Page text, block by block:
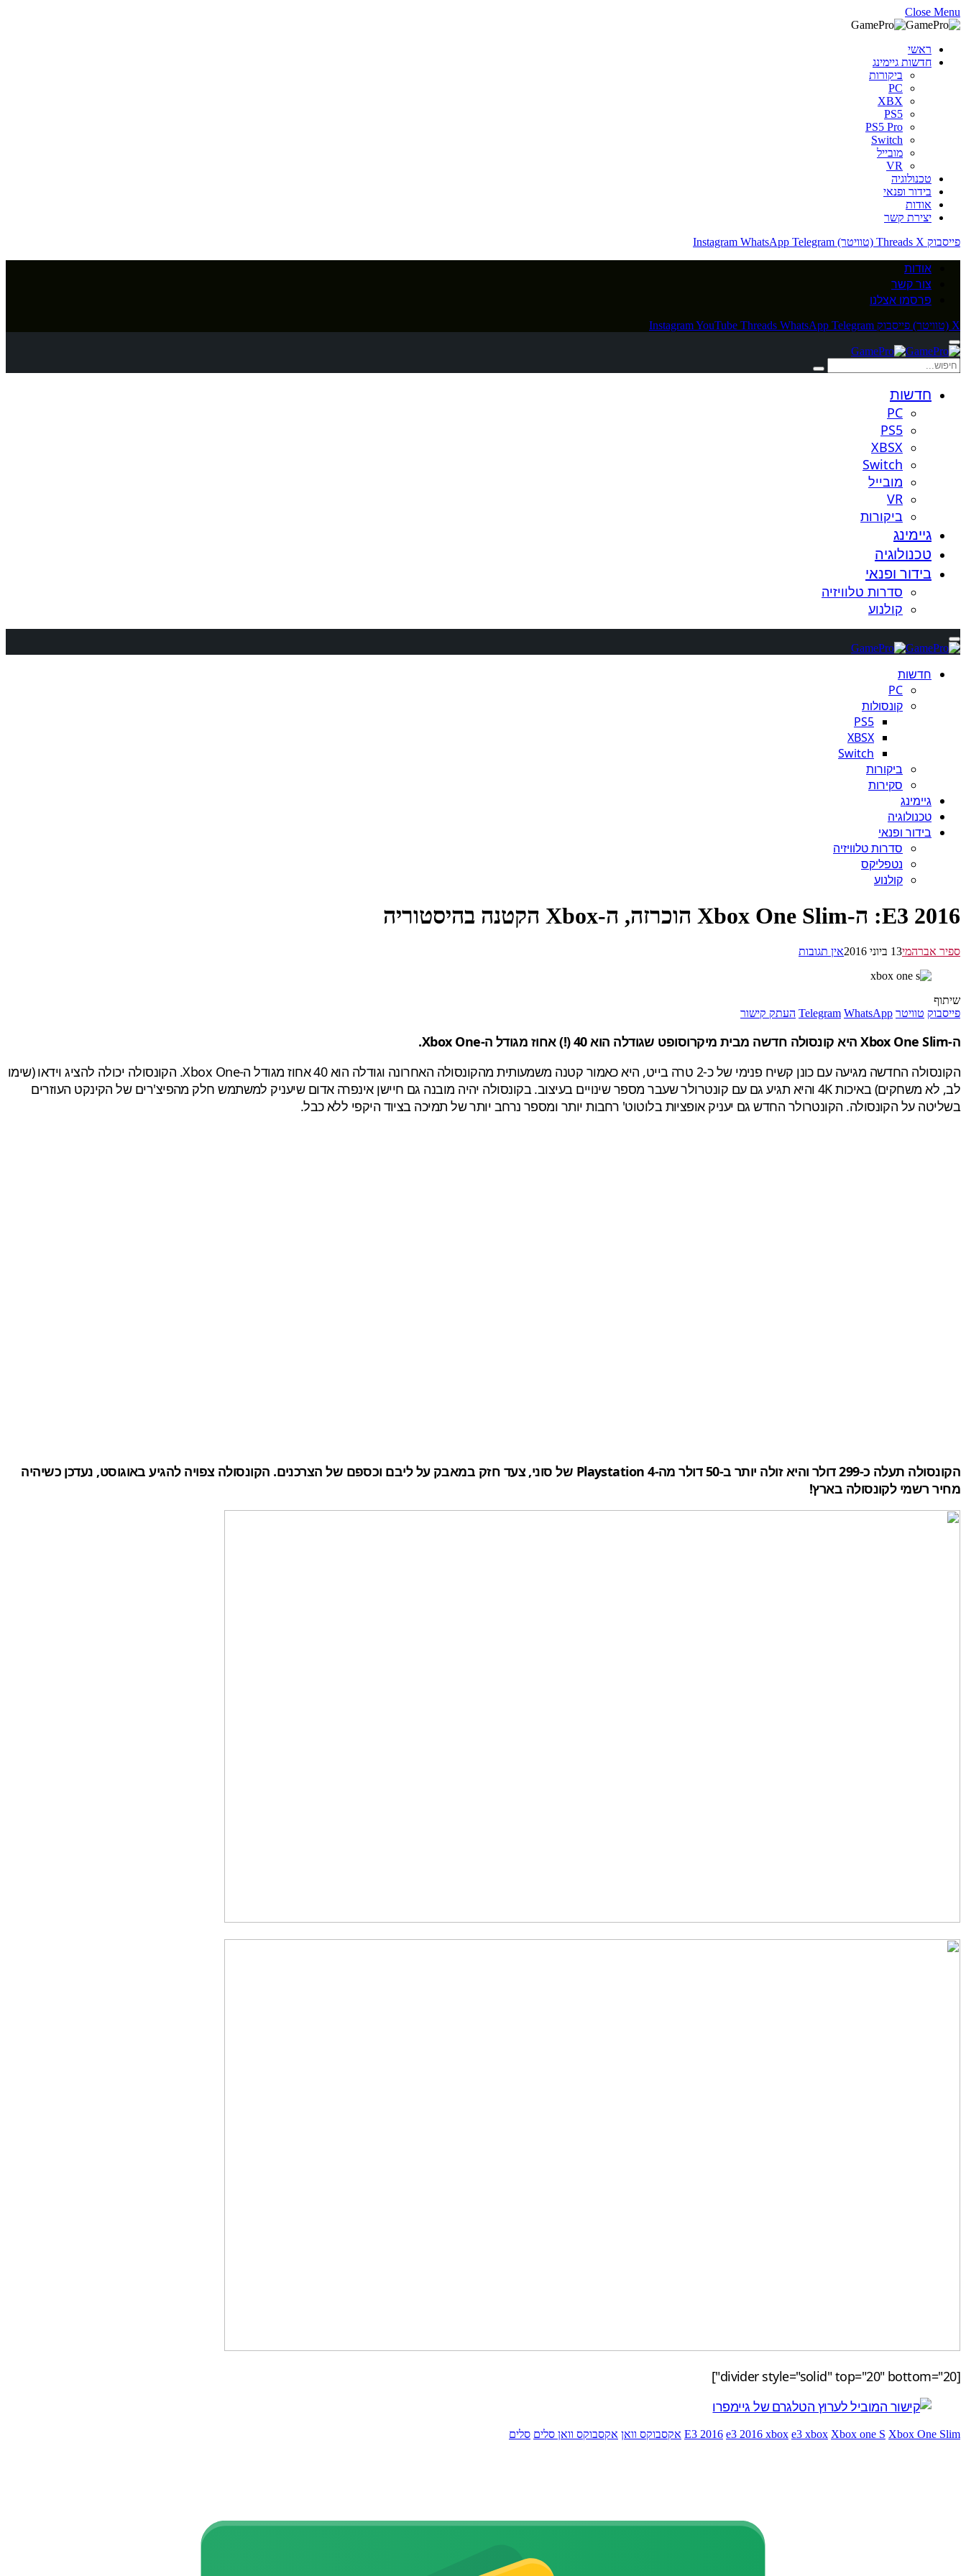
Close Menu
ראשי
חדשות גיימינג
ביקורות
PC
XBX
PS5
PS5 Pro
Switch
מובייל
VR
טכנולוגיה
בידור ופנאי
אודות
יצירת קשר
פייסבוק
Threads X (טוויטר) Instagram WhatsApp Telegram
אודות
צור קשר
פרסמו אצלנו
X (טוויטר) פייסבוק InstagramYouTube Threads WhatsApp Telegram
חדשות
PC
PS5
XBSX
Switch
מובייל
VR
ביקורות
גיימינג
טכנולוגיה
בידור ופנאי
סדרות טלוויזיה
קולנוע
חדשות
PC
קונסולות
PS5
XBSX
Switch
ביקורות
סקירות
גיימינג
טכנולוגיה
בידור ופנאי
סדרות טלוויזיה
נטפליקס
קולנוע
E3 2016: ה-Xbox One Slim הוכרזה, ה-Xbox הקטנה בהיסטוריה
ספיר אברהמי13 ביוני 2016 אין תגובות
שיתוף
פייסבוק טוויטר Telegram WhatsApp העתק קישור
ה-Xbox One Slim היא קונסולה חדשה מבית מיקרוסופט שגודלה הוא 40 (!) אחוז מגודל ה-Xbox One.
הקונסולה החדשה מגיעה עם כונן קשיח פנימי של כ-2 טרה בייט, היא כאמור קטנה משמעותית מהקונסולה האחרונה וגודלה הוא 40 אחוז מגודל ה-Xbox One. הקונסולה יכולה להציג וידאו (שימו
לב, לא משחקים) באיכות 4K והיא תגיע גם עם קונטרולר שעבר מספר שינויים בעיצוב. בקונסולה יהיה מובנה גם חיישן אינפרה אדום שיעניק למשתמש חלק מהפיצ'רים של הקינקט העוזרים
בשליטה על הקונסולה. הקונטרולר החדש גם יעניק אופציות בלוטוט' רחבות יותר ומספר נרחב יותר של תמיכה בציוד היקפי ללא כבל.
הקונסולה תעלה כ-299 דולר והיא זולה יותר ב-50 דולר מה-Playstation 4 של סוני, צעד חזק במאבק על ליבם וכספם של הצרכנים. הקונסולה צפויה להגיע באוגוסט, נעדכן כשיהיה
מחיר רשמי לקונסולה בארץ!
[divider style="solid" top="20" bottom="20"]
E3 2016 e3 2016 xbox e3 xbox Xbox one S Xbox One Slim אקסבוקס וואן אקסבוקס וואן סלים סלים